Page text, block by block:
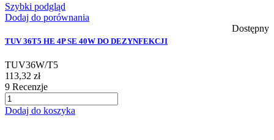
Szybki podgląd
Dodaj do porównania
Dostępny
TUV 36T5 HE 4P SE 40W DO DEZYNFEKCJI
TUV36W/T5
113,32 zł
9 Recenzje
Dodaj do koszyka